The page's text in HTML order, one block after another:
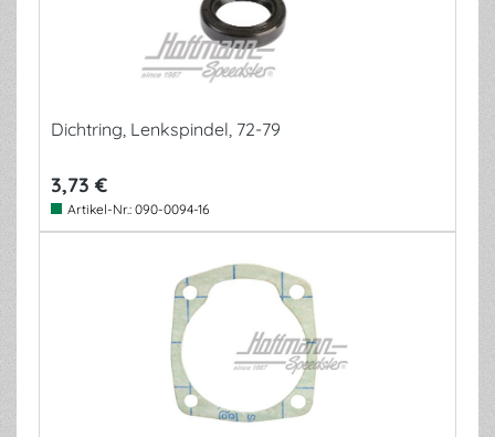
Dichtring, Lenkspindel, 72-79
3,73 €
Artikel-Nr.: 090-0094-16